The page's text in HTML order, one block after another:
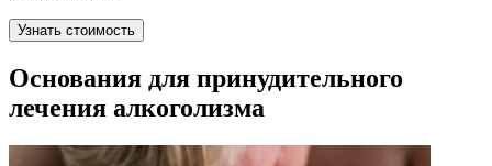
Узнать стоимость
Основания для принудительного
лечения алкоголизма